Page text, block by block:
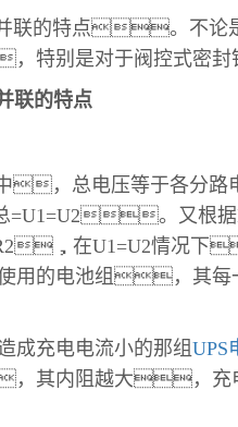
的特点。不论是
特别是对于阀控式密封
联的特点
，总电压等于各分
=U1=U2。又根
，在U1=U2情况下
的电池组，其每
充电电流小的那组UPS
其内阻越大，充